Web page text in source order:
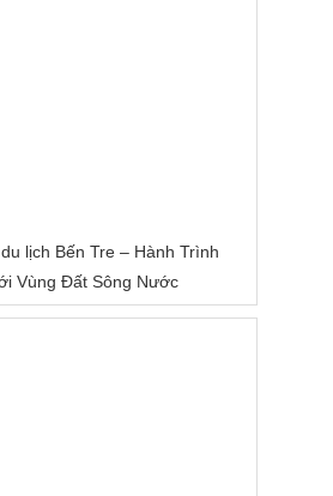
lịch Bến Tre – Hành Trình
Vùng Đất Sông Nước